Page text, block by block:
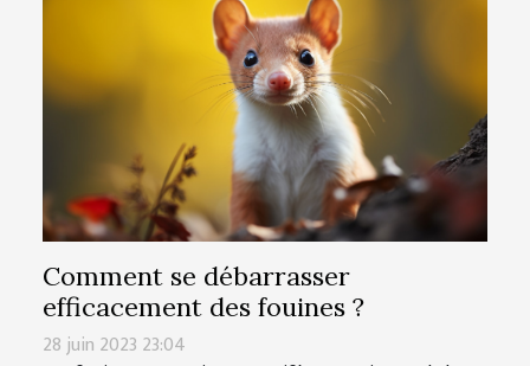
Comment se débarrasser
efficacement des fouines ?
28 juin 2023 23:04